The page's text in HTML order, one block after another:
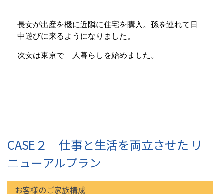
長女が出産を機に近隣に住宅を購入。孫を連れて日
中遊びに来るようになりました。
次女は東京で一人暮らしを始めました。
CASE２ 仕事と生活を両立させた リ
ニューアルプラン
お客様のご家族構成